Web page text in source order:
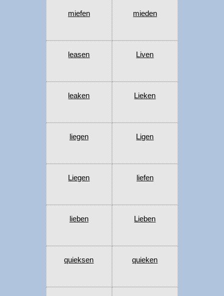
miefen mieden
leasen Liven
leaken Lieken
liegen Ligen
Liegen liefen
lieben Lieben
quieksen quieken